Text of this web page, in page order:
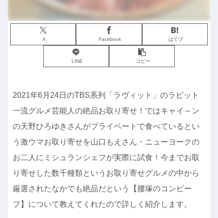
X Facebook はてブ
LINE コピー
2021年6月24日のTBS系列「ラヴィット」のラビット
一流グルメ芸能人の絶品お取り寄せ！ではキャイ～ン
の天野ひろゆきさんがプライベートで食べているとい
う激ウマお取り寄せを山口もえさん・ニューヨークの
お二人にミシュランシェフが実際に試食！今までお取
り寄せした数千種類というお取り寄せグルメの中から
厳選されたなかでも絶品だという【腰塚のコンビー
フ】について教えてくれたので詳しく紹介します。